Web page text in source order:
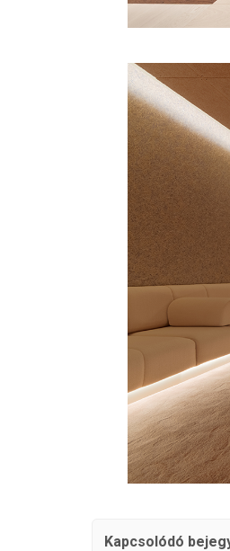
Kapcsolódó